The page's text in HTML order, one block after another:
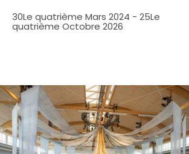
30Le quatrième Mars 2024 - 25Le
quatrième Octobre 2026